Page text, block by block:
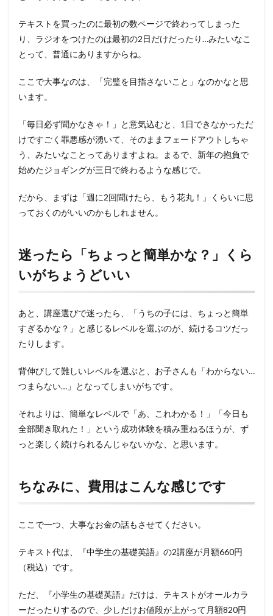
テキストを買ったのに最初の数ページで終わってしまった
り、ラジオをつけたのは最初の2日だけだったり…みたいなこ
とって、普通にありますからね。
ここで大事なのは、「完璧を目指さないこと」なのかなと思
います。
「毎日必ず聞かなきゃ！」と意気込むと、1日できなかっただ
けですごく罪悪感が湧いて、そのままフェードアウトしちゃ
う、みたいなことってありますよね。まるで、新年の抱負で
始めたジョギングが三日で終わるような感じで。
だから、まずは「週に2回聞けたら、もう花丸！」くらいに思
っておくのがいいのかもしれません。
迷ったら「ちょっと簡単かな？」くら
いがちょうどいい
あと、講座選びで迷ったら、「うちの子には、ちょっと簡単
すぎるかな？」と感じるレベルを選ぶのが、続けるコツだっ
たりします。
背伸びして難しいレベルを選ぶと、お子さんも「わからない…
つまらない…」となってしまいがちです。
それよりは、簡単なレベルで「あ、これわかる！」「今日も
全部聞き取れた！」という成功体験を積み重ねるほうが、ず
っと楽しく続けられるんじゃないかな、と思います。
ちなみに、費用はこんな感じです
ここで一つ、大事なお金の話もさせてください。
テキスト代は、『中学生の基礎英語』の2講座が月額660円
（税込）です。
ただ、『小学生の基礎英語』だけは、テキストがオールカラ
ーだったりするので、少しだけお値段が上がって月額820円